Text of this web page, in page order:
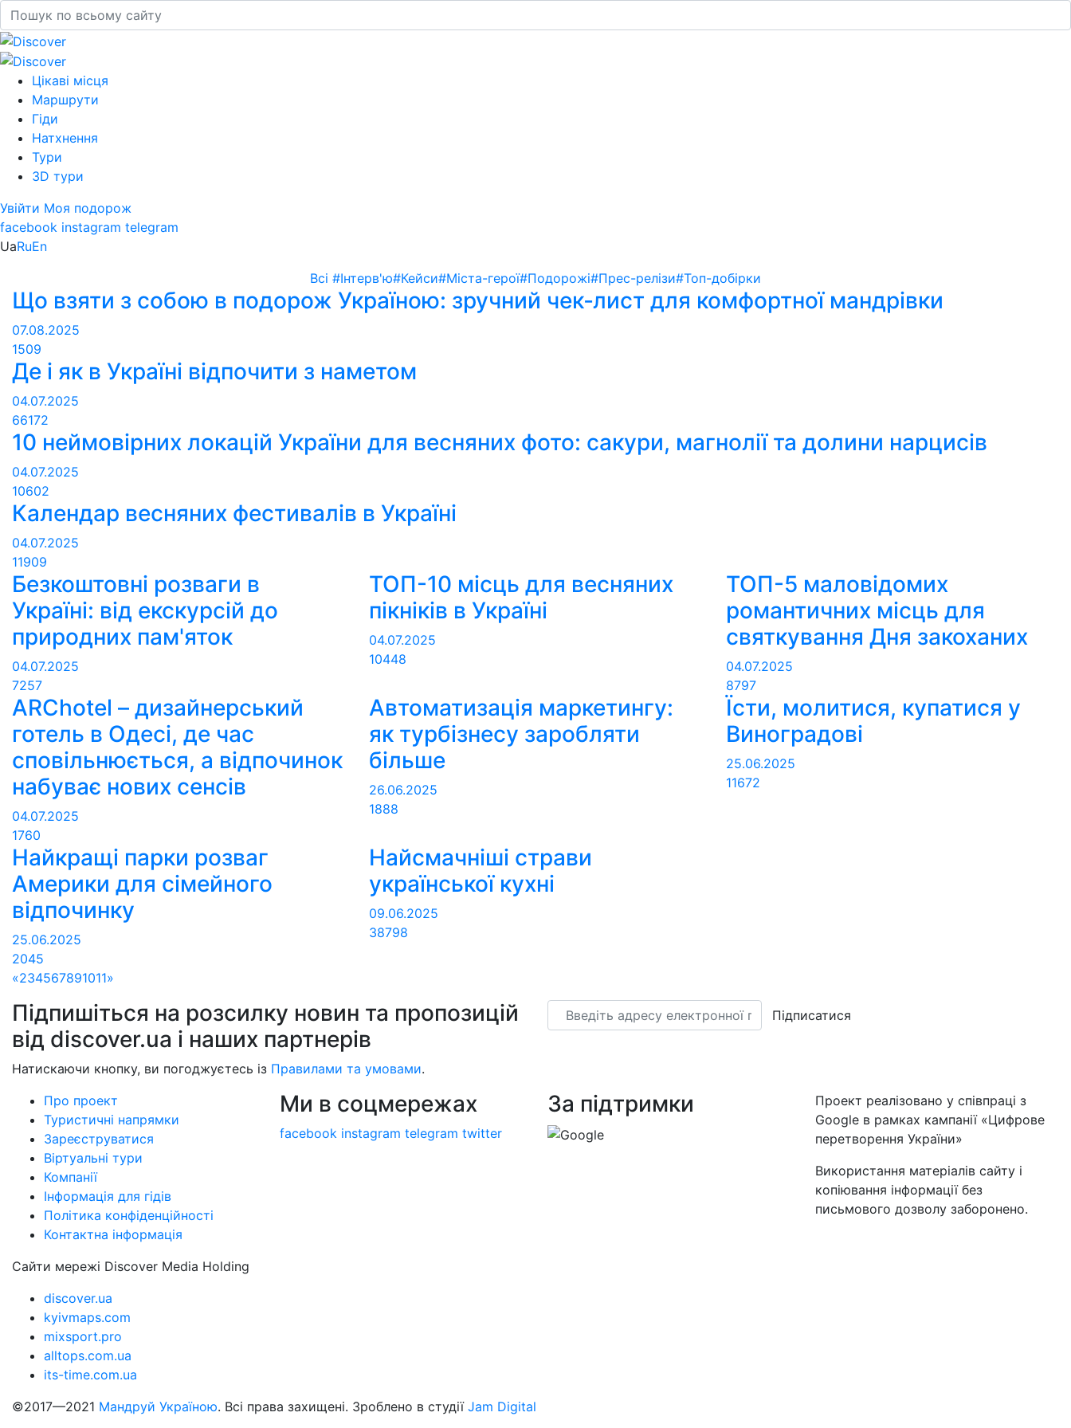
Цікаві місця
Маршрути
Гіди
Натхнення
Тури
3D тури
Увійти Моя подорож
facebook instagram telegram
UaRuEn
Всі #Інтерв'ю#Кейси#Міста-герої#Подорожі#Прес-релізи#Топ-добірки
Що взяти з собою в подорож Україною: зручний чек‑лист для комфортної мандрівки
07.08.2025
1509
Де і як в Україні відпочити з наметом
04.07.2025
66172
10 неймовірних локацій України для весняних фото: сакури, магнолії та долини нарцисів
04.07.2025
10602
Календар весняних фестивалів в Україні
04.07.2025
11909
Безкоштовні розваги в
Україні: від екскурсій до
природних пам'яток
04.07.2025
7257
ТОП-10 місць для весняних
пікніків в Україні
04.07.2025
10448
ТОП-5 маловідомих
романтичних місць для
святкування Дня закоханих
04.07.2025
8797
ARChotel – дизайнерський
готель в Одесі, де час
сповільнюється, а відпочинок
набуває нових сенсів
04.07.2025
1760
Автоматизація маркетингу:
як турбізнесу заробляти
більше
26.06.2025
1888
Їсти, молитися, купатися у
Виноградові
25.06.2025
11672
Найкращі парки розваг
Америки для сімейного
відпочинку
25.06.2025
2045
Найсмачніші страви
української кухні
09.06.2025
38798
«234567891011»
Підпишіться на розсилку новин та пропозицій
від discover.ua і наших партнерів
Натискаючи кнопку, ви погоджуєтесь із Правилами та умовами.
Підписатися
Про проект
Туристичні напрямки
Зареєструватися
Віртуальні тури
Компанії
Інформація для гідів
Політика конфіденційності
Контактна інформація
Ми в соцмережах
facebook instagram telegram twitter
За підтримки
Проект реалізовано у співпраці з
Google в рамках кампанії «Цифрове
перетворення України»
Використання матеріалів сайту і
копіювання інформації без
письмового дозволу заборонено.
Сайти мережі Discover Media Holding
discover.ua
kyivmaps.com
mixsport.pro
alltops.com.ua
its-time.com.ua
©2017—2021 Мандруй Україною. Всі права захищені. Зроблено в студії Jam Digital